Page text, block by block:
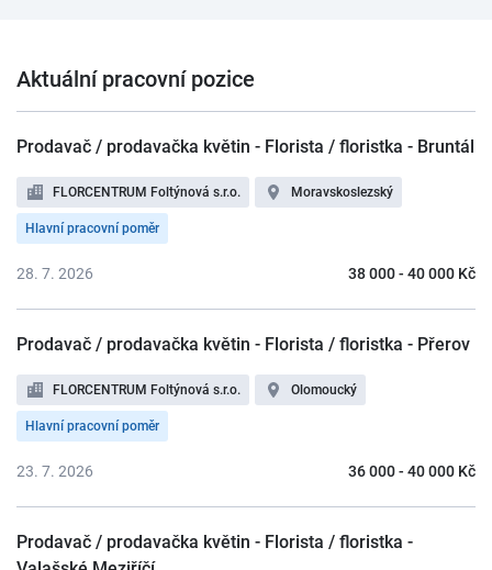
Aktuální pracovní pozice
Prodavač / prodavačka květin - Florista / floristka - Bruntál
FLORCENTRUM Foltýnová s.r.o. Moravskoslezský
Hlavní pracovní poměr
38 000 - 40 000 Kč
28. 7. 2026
Prodavač / prodavačka květin - Florista / floristka - Přerov
FLORCENTRUM Foltýnová s.r.o. Olomoucký
Hlavní pracovní poměr
36 000 - 40 000 Kč
23. 7. 2026
Prodavač / prodavačka květin - Florista / floristka -